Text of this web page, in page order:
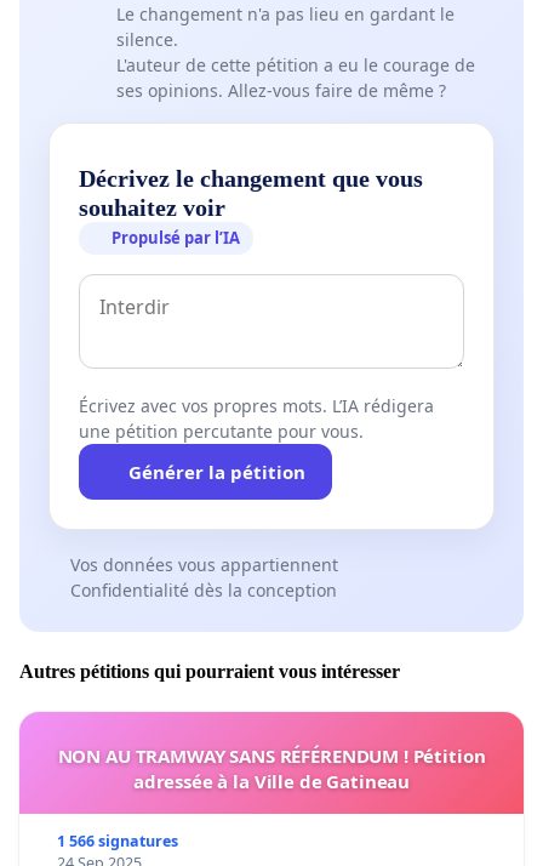
Le changement n'a pas lieu en gardant le
silence.
L'auteur de cette pétition a eu le courage de
ses opinions. Allez-vous faire de même ?
Décrivez le changement que vous
souhaitez voir
Propulsé par l’IA
Écrivez avec vos propres mots. L’IA rédigera
une pétition percutante pour vous.
Générer la pétition
Vos données vous appartiennent
Confidentialité dès la conception
Autres pétitions qui pourraient vous intéresser
NON AU TRAMWAY SANS RÉFÉRENDUM ! Pétition
adressée à la Ville de Gatineau
1 566 signatures